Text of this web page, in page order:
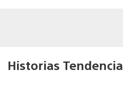
Historias Tendencia